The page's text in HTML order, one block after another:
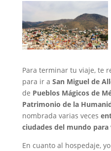
Para terminar tu viaje, te
para ir a San Miguel de
de Pueblos Mágicos de
Patrimonio de la
nombrada varias veces
ciudades del mundo para
En cuanto al hospedaje,